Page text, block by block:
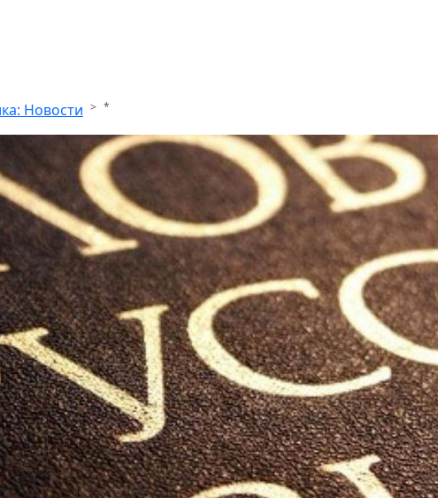
Новости *